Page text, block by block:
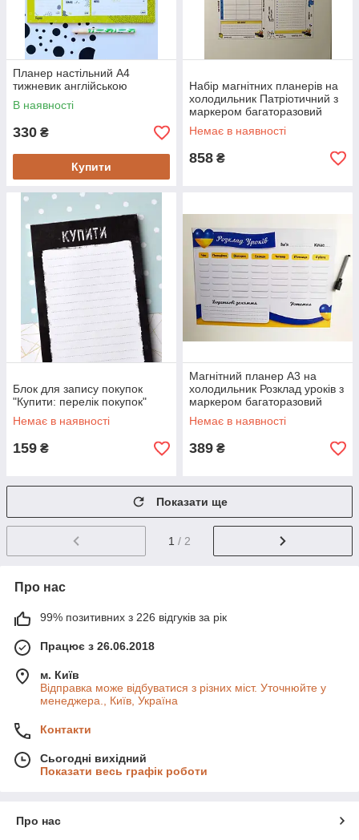
Планер настільний А4
тижневик англійською
В наявності
330 ₴
Купити
Набір магнітних планерів на
холодильник Патріотичний з
маркером багаторазовий
Немає в наявності
858 ₴
Блок для запису покупок
"Купити: перелік покупок"
Немає в наявності
159 ₴
Магнітний планер А3 на
холодильник Розклад уроків з
маркером багаторазовий
Немає в наявності
389 ₴
Показати ще
1 / 2
Про нас
99% позитивних з 226 відгуків за рік
Працює з 26.06.2018
м. Київ
Відправка може відбуватися з різних міст. Уточнюйте у
менеджера., Київ, Україна
Контакти
Сьогодні вихідний
Показати весь графік роботи
Про нас